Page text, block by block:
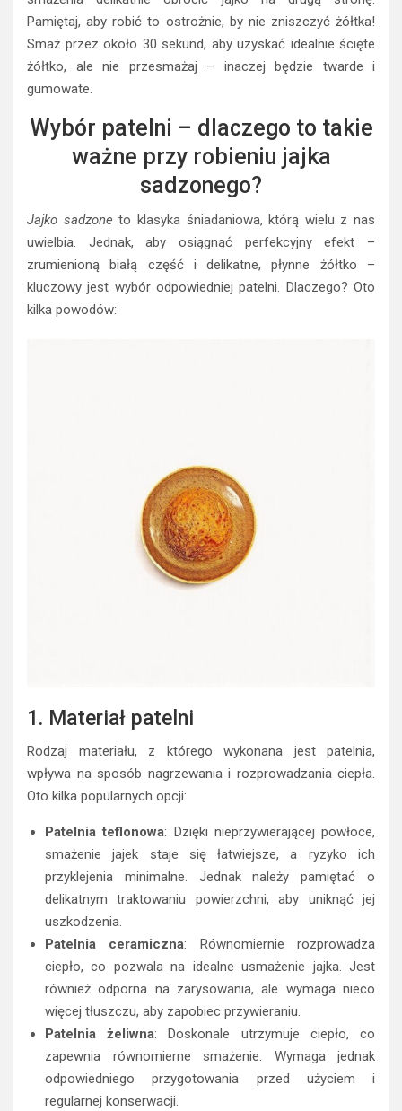
Pamiętaj, aby robić to ostrożnie, by nie zniszczyć żółtka!
Smaż przez około 30 sekund, aby uzyskać idealnie ścięte
żółtko, ale nie przesmażaj – inaczej będzie twarde i
gumowate.
Wybór patelni – dlaczego to takie
ważne przy robieniu jajka
sadzonego?
Jajko sadzone to klasyka śniadaniowa, którą wielu z nas
uwielbia. Jednak, aby osiągnąć perfekcyjny efekt –
zrumienioną białą część i delikatne, płynne żółtko –
kluczowy jest wybór odpowiedniej patelni. Dlaczego? Oto
kilka powodów:
1. Materiał patelni
Rodzaj materiału, z którego wykonana jest patelnia,
wpływa na sposób nagrzewania i rozprowadzania ciepła.
Oto kilka popularnych opcji:
Patelnia teflonowa: Dzięki nieprzywierającej powłoce,
smażenie jajek staje się łatwiejsze, a ryzyko ich
przyklejenia minimalne. Jednak należy pamiętać o
delikatnym traktowaniu powierzchni, aby uniknąć jej
uszkodzenia.
Patelnia ceramiczna: Równomiernie rozprowadza
ciepło, co pozwala na idealne usmażenie jajka. Jest
również odporna na zarysowania, ale wymaga nieco
więcej tłuszczu, aby zapobiec przywieraniu.
Patelnia żeliwna: Doskonale utrzymuje ciepło, co
zapewnia równomierne smażenie. Wymaga jednak
odpowiedniego przygotowania przed użyciem i
regularnej konserwacji.